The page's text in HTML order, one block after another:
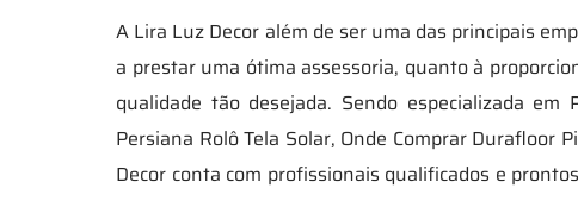
A Lira Luz Decor além de ser uma das principais
a prestar uma ótima assessoria, quanto à
qualidade tão desejada. Sendo especializada
Persiana Rolô Tela Solar, Onde Comprar Durafloor
Decor conta com profissionais qualificados e